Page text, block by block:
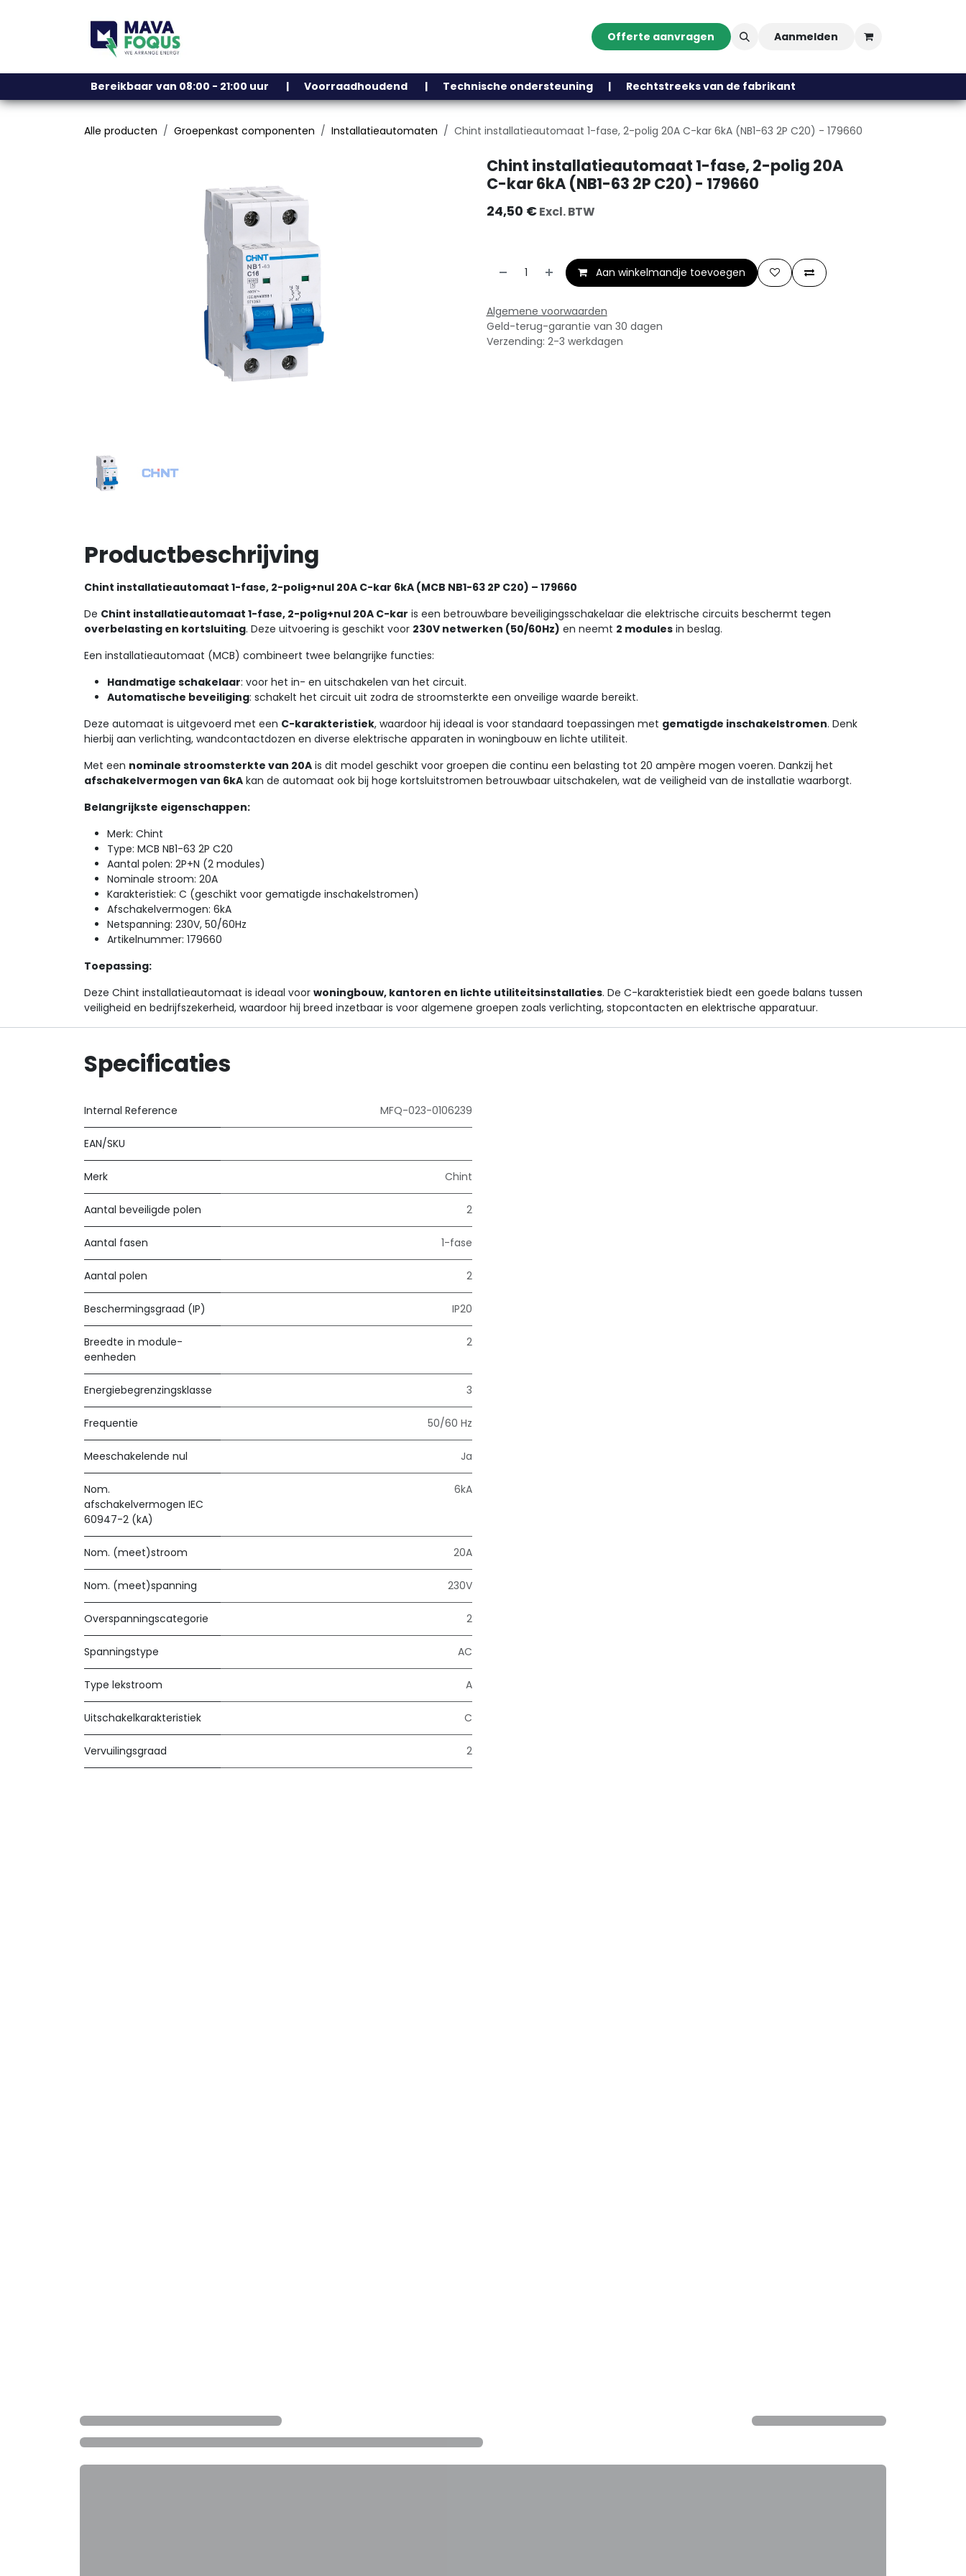
Contact Help
Offerte aanvragen Aanmelden
Bereikbaar van 08:00 - 21:00 uur | Voorraadhoudend | Technische ondersteuning | Rechtstreeks van de fabrikant
Alle producten Groepenkast componenten Installatieautomaten Chint installatieautomaat 1-fase, 2-polig 20A C-kar 6kA (NB1-63 2P C20) - 179660
Chint installatieautomaat 1-fase, 2-polig 20A
C-kar 6kA (NB1-63 2P C20) - 179660
24,50 €Excl. BTW
Aan winkelmandje toevoegen
Algemene voorwaarden
Geld-terug-garantie van 30 dagen
Verzending: 2-3 werkdagen
Productbeschrijving
Chint installatieautomaat 1-fase, 2-polig+nul 20A C-kar 6kA (MCB NB1-63 2P C20) – 179660
De Chint installatieautomaat 1-fase, 2-polig+nul 20A C-kar is een betrouwbare beveiligingsschakelaar die elektrische circuits beschermt tegen
overbelasting en kortsluiting. Deze uitvoering is geschikt voor 230V netwerken (50/60Hz) en neemt 2 modules in beslag.
Een installatieautomaat (MCB) combineert twee belangrijke functies:
Handmatige schakelaar: voor het in- en uitschakelen van het circuit.
Automatische beveiliging: schakelt het circuit uit zodra de stroomsterkte een onveilige waarde bereikt.
Deze automaat is uitgevoerd met een C-karakteristiek, waardoor hij ideaal is voor standaard toepassingen met gematigde inschakelstromen. Denk
hierbij aan verlichting, wandcontactdozen en diverse elektrische apparaten in woningbouw en lichte utiliteit.
Met een nominale stroomsterkte van 20A is dit model geschikt voor groepen die continu een belasting tot 20 ampère mogen voeren. Dankzij het
afschakelvermogen van 6kA kan de automaat ook bij hoge kortsluitstromen betrouwbaar uitschakelen, wat de veiligheid van de installatie waarborgt.
Belangrijkste eigenschappen:
Merk: Chint
Type: MCB NB1-63 2P C20
Aantal polen: 2P+N (2 modules)
Nominale stroom: 20A
Karakteristiek: C (geschikt voor gematigde inschakelstromen)
Afschakelvermogen: 6kA
Netspanning: 230V, 50/60Hz
Artikelnummer: 179660
Toepassing:
Deze Chint installatieautomaat is ideaal voor woningbouw, kantoren en lichte utiliteitsinstallaties. De C-karakteristiek biedt een goede balans tussen
veiligheid en bedrijfszekerheid, waardoor hij breed inzetbaar is voor algemene groepen zoals verlichting, stopcontacten en elektrische apparatuur.
Specificaties
Internal Reference MFQ-023-0106239
EAN/SKU
Merk Chint
Aantal beveiligde polen 2
Aantal fasen 1-fase
Aantal polen 2
Beschermingsgraad (IP) IP20
Breedte in module-
eenheden
2
Energiebegrenzingsklasse 3
Frequentie 50/60 Hz
Meeschakelende nul Ja
Nom.
afschakelvermogen IEC
60947-2 (kA)
6kA
Nom. (meet)stroom 20A
Nom. (meet)spanning 230V
Overspanningscategorie 2
Spanningstype AC
Type lekstroom A
Uitschakelkarakteristiek C
Vervuilingsgraad 2